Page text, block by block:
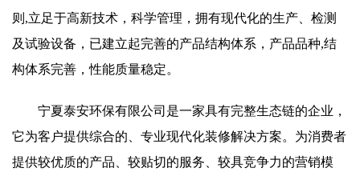
则,立足于高新技术，科学管理，拥有现代化的生产、检测
及试验设备，已建立起完善的产品结构体系，产品品种,结
构体系完善，性能质量稳定。
宁夏泰安环保有限公司是一家具有完整生态链的企业，
它为客户提供综合的、专业现代化装修解决方案。为消费者
提供较优质的产品、较贴切的服务、较具竞争力的营销模